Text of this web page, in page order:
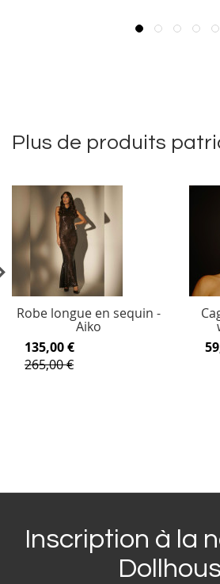
Plus de produits
Robe longue en sequin -
Aiko
135,00 €
265,00 €
Inscription à la